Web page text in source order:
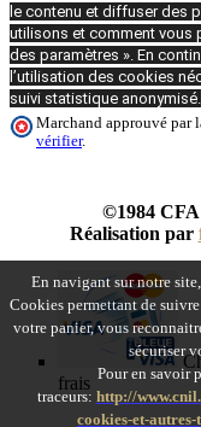
En navigant sur notre
Cookies permettant de
votre panier, vous
sécuriser
Pour en savoir
traceurs: http://
cookies-et-
le contenu et diffuser des
utilisons et comment vous
des paramètres ». En
l’utilisation des cookies
suivi statistique anonymisé.
Marchand approuvé par
vérifier.
©1984
Réalisation par
frais